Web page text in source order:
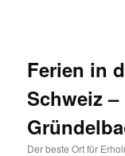
Ferien in
Schweiz
Der beste Ort für